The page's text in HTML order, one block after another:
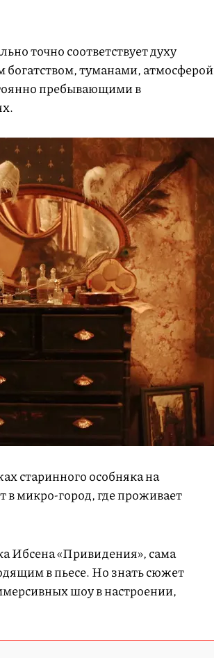
точно соответствует духу
богатством, туманами, атмосферой
пребывающими в
старинного особняка на
в микро-город, где проживает
Ибсена «Привидения», сама
в пьесе. Но знать сюжет
шоу в настроении,